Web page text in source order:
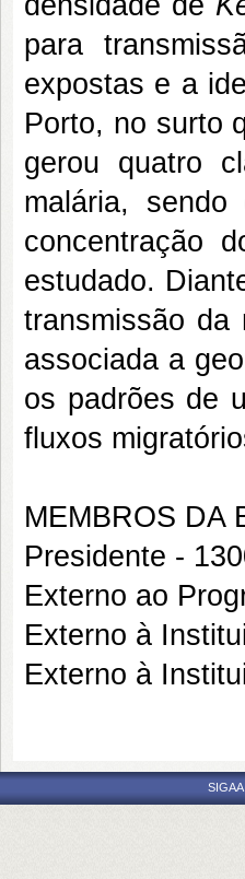
para
expostas e a
Porto, no surto
gerou quatro
malária,
concentração
estudado.
transmissão
associada a
os padrões de
fluxos
MEMBROS DA
Presidente -
Externo ao
Externo à
Externo à